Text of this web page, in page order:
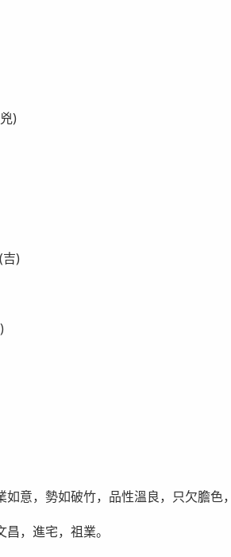
)
)
意，勢如破竹，品性溫良，只欠膽色
，進宅，祖業。